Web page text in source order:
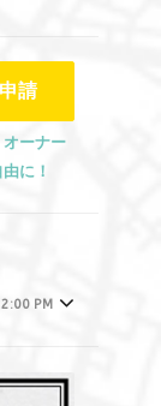
請
ーナー
に！
PM